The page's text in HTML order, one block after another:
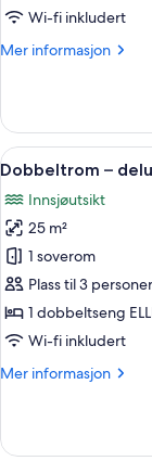
Wi-fi inkludert
Mer informasjon
Mer
–
classic
Åpne
alle
bildene
av
Dobbeltrom
–
deluxe,
utsikt
innsjø
1
Dobbeltrom –
Innsjøutsikt
25 m²
1 soverom
Plass til 3 personer
1 dobbeltseng
Wi-fi inkludert
Mer informasjon
Mer
–